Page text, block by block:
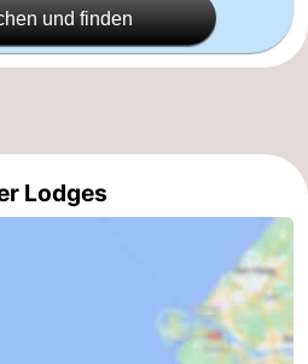
und finden
Lodges